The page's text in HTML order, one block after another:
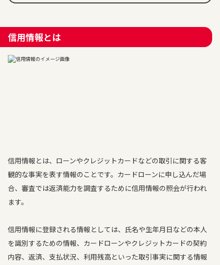
信用情報とは
信用情報とは、ローンやクレジットカードなどの取引に関する客
観的な事実を表す情報のことです。カードローンに申し込んだ場
合、審査では返済能力を調査するために信用情報の照会が行われ
ます。
信用情報に登録される情報としては、氏名や生年月日などの本人
を識別するための情報、カードローンやクレジットカードの契約
内容、返済、支払状況、利用残高といった取引事実に関する情報